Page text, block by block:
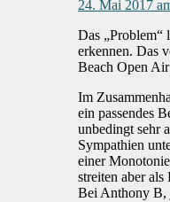
24. Mai 2017
Das „Problem“
erkennen. Das
Beach Open
Im
ein passendes
unbedingt sehr
Sympathien
einer
streiten aber als
Bei Anthony B,